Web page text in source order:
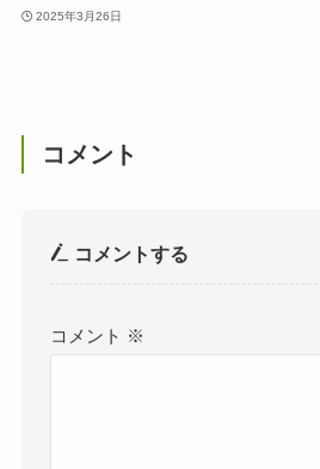
2025年3月26日
コメント
コメントする
コメント ※